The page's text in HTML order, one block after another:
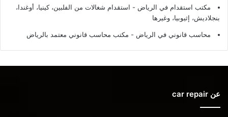
مكتب استقدام في الرياض - استقدام شغالات من الفلبين، كينيا، أوغندا،
بنجلاديش، إثيوبيا، وغيرها
محاسب قانوني في الرياض - مكتب محاسب قانوني معتمد بالرياض
عن car repair